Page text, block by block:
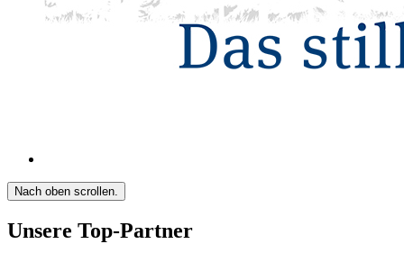
Nach oben scrollen.
Unsere Top-Partner